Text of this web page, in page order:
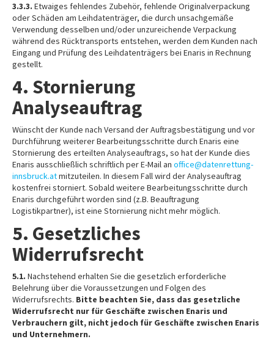
3.3.3. Etwaiges fehlendes Zubehör, fehlende Originalverpackung
oder Schäden am Leihdatenträger, die durch unsachgemäße
Verwendung desselben und/oder unzureichende Verpackung
während des Rücktransports entstehen, werden dem Kunden nach
Eingang und Prüfung des Leihdatenträgers bei Enaris in Rechnung
gestellt.
4. Stornierung
Analyseauftrag
Wünscht der Kunde nach Versand der Auftragsbestätigung und vor
Durchführung weiterer Bearbeitungsschritte durch Enaris eine
Stornierung des erteilten Analyseauftrags, so hat der Kunde dies
Enaris ausschließlich schriftlich per E-Mail an office@datenrettung-
innsbruck.atmitzuteilen. In diesem Fall wird der Analyseauftrag
kostenfrei storniert. Sobald weitere Bearbeitungsschritte durch
Enaris durchgeführt worden sind (z.B. Beauftragung
Logistikpartner), ist eine Stornierung nicht mehr möglich.
5. Gesetzliches
Widerrufsrecht
5.1. Nachstehend erhalten Sie die gesetzlich erforderliche
Belehrung über die Voraussetzungen und Folgen des
Widerrufsrechts. Bitte beachten Sie, dass das gesetzliche
Widerrufsrecht nur für Geschäfte zwischen Enaris und
Verbrauchern gilt, nicht jedoch für Geschäfte zwischen Enaris
und Unternehmern.